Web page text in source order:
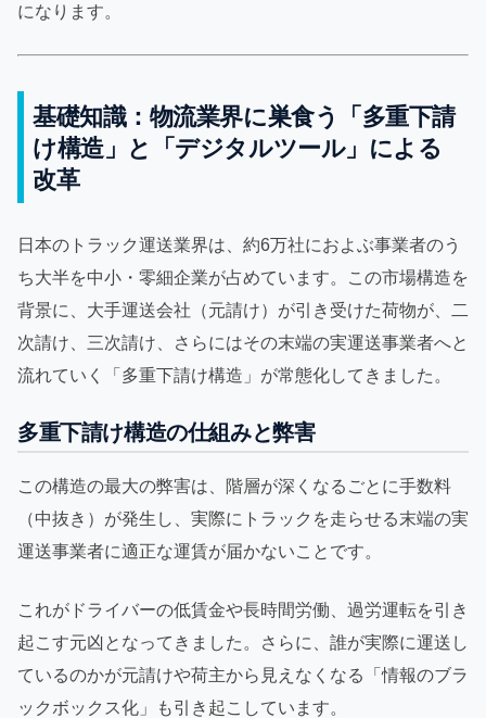
になります。
基礎知識：物流業界に巣食う「多重下請
け構造」と「デジタルツール」による
改革
日本のトラック運送業界は、約6万社におよぶ事業者のう
ち大半を中小・零細企業が占めています。この市場構造を
背景に、大手運送会社（元請け）が引き受けた荷物が、二
次請け、三次請け、さらにはその末端の実運送事業者へと
流れていく「多重下請け構造」が常態化してきました。
多重下請け構造の仕組みと弊害
この構造の最大の弊害は、階層が深くなるごとに手数料
（中抜き）が発生し、実際にトラックを走らせる末端の実
運送事業者に適正な運賃が届かないことです。
これがドライバーの低賃金や長時間労働、過労運転を引き
起こす元凶となってきました。さらに、誰が実際に運送し
ているのかが元請けや荷主から見えなくなる「情報のブラ
ックボックス化」も引き起こしています。